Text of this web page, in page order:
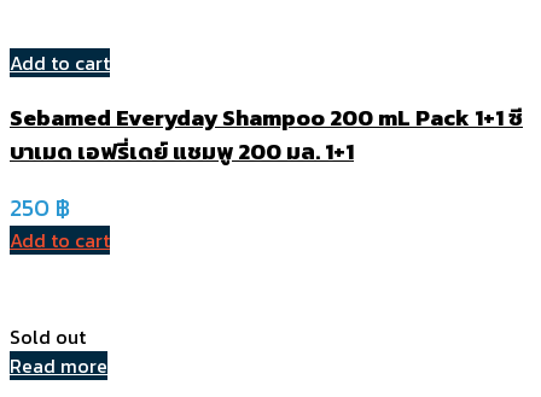
Add to cart
Sebamed Everyday Shampoo 200 mL Pack 1+1 ซี
บาเมด เอฟรี่เดย์ แชมพู 200 มล. 1+1
250 ฿
Add to cart
Sold out
Read more